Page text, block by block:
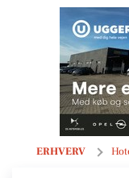
ERHVERV
Aktieselskabet